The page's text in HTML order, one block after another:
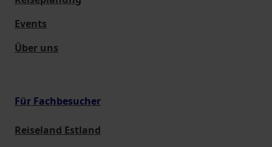
Events
Über uns
Für Fachbesucher
Reiseland Estland